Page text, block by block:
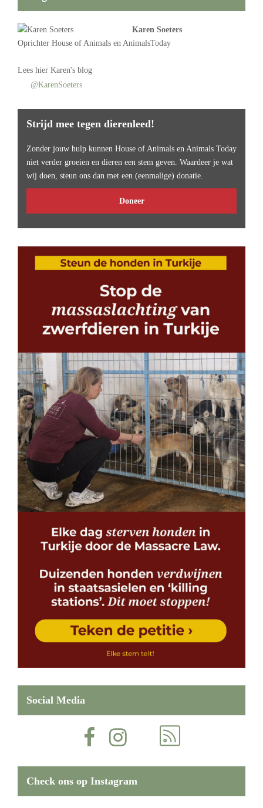
Karen Soeters
Oprichter House of Animals en AnimalsToday
Lees hier Karen's blog
@KarenSoeters
Strijd mee tegen dierenleed!
Zonder jouw hulp kunnen House of Animals en Animals Today
niet verder groeien en dieren een stem geven. Waardeer je wat
wij doen, steun ons dan met een (eenmalige) donatie.
Doneer
Social Media
Check ons op Instagram